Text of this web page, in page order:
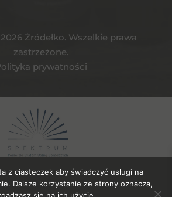
Żródełko. Wszelkie prawa
zastrzeżone.
prywatności
z ciasteczek aby świadczyć usługi na
Dalsze korzystanie ze strony oznacza,